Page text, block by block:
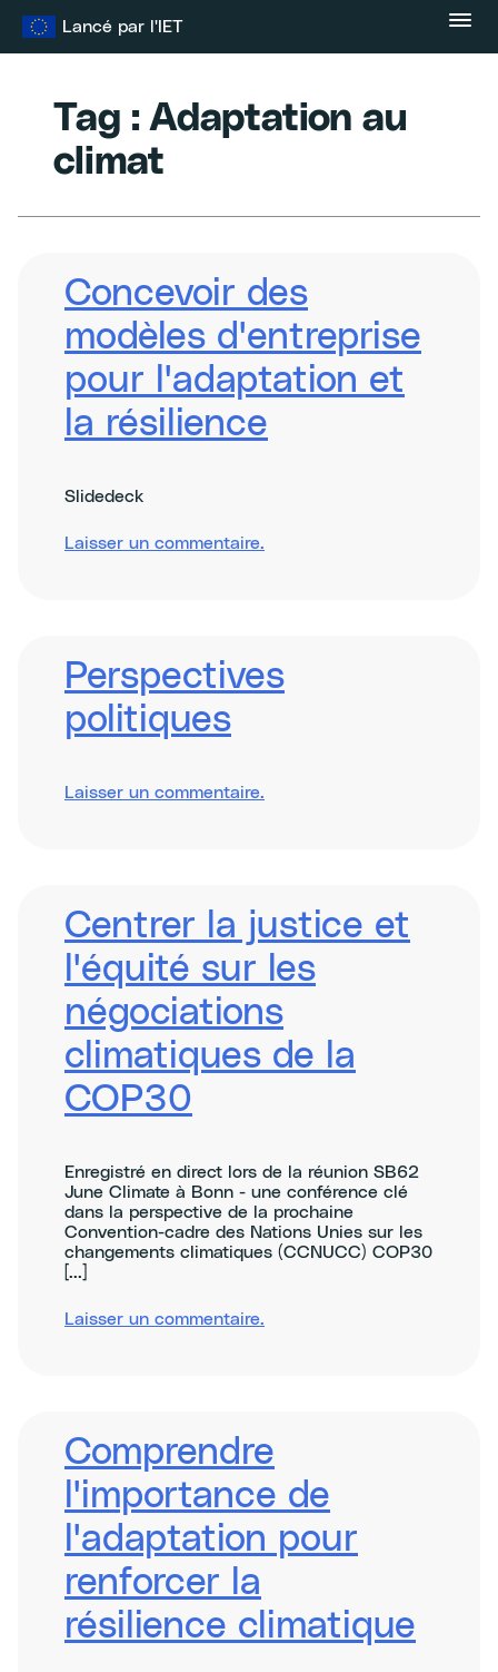
Lancé par l'IET
Tag :Adaptation au
climat
Concevoir des
modèles d'entreprise
pour l'adaptation et
la résilience
Slidedeck
Laisser un commentairesur
.
Perspectives
politiques
Laisser un commentairesur
.
Centrer la justice et
l'équité sur les
négociations
climatiques de la
COP30
Enregistré en direct lors de la réunion SB62
June Climate à Bonn - une conférence clé
dans la perspective de la prochaine
Convention-cadre des Nations Unies sur les
changements climatiques (CCNUCC) COP30
[...]
Laisser un commentairesur
COP30
climate
negotiations
.
Comprendre
l'importance de
l'adaptation pour
renforcer la
résilience climatique